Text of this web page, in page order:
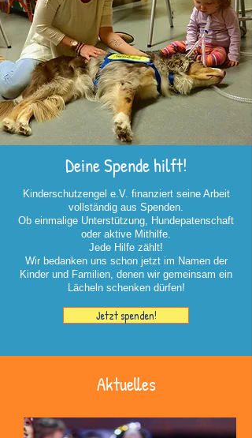
Deine Spende hilft!
Kinderschutzengel e.V. finanziert seine Arbeit
vollständig aus Spenden.
Ob einmalige Unterstützung, Hundepatenschaft
oder aktive Mithilfe.
Jede Hilfe zählt!
Wir bedanken uns schon jetzt im Namen der
Kinder und Familien, denen wir gemeinsam ein
Lächeln schenken dürfen!
Jetzt spenden!
Aktuelles